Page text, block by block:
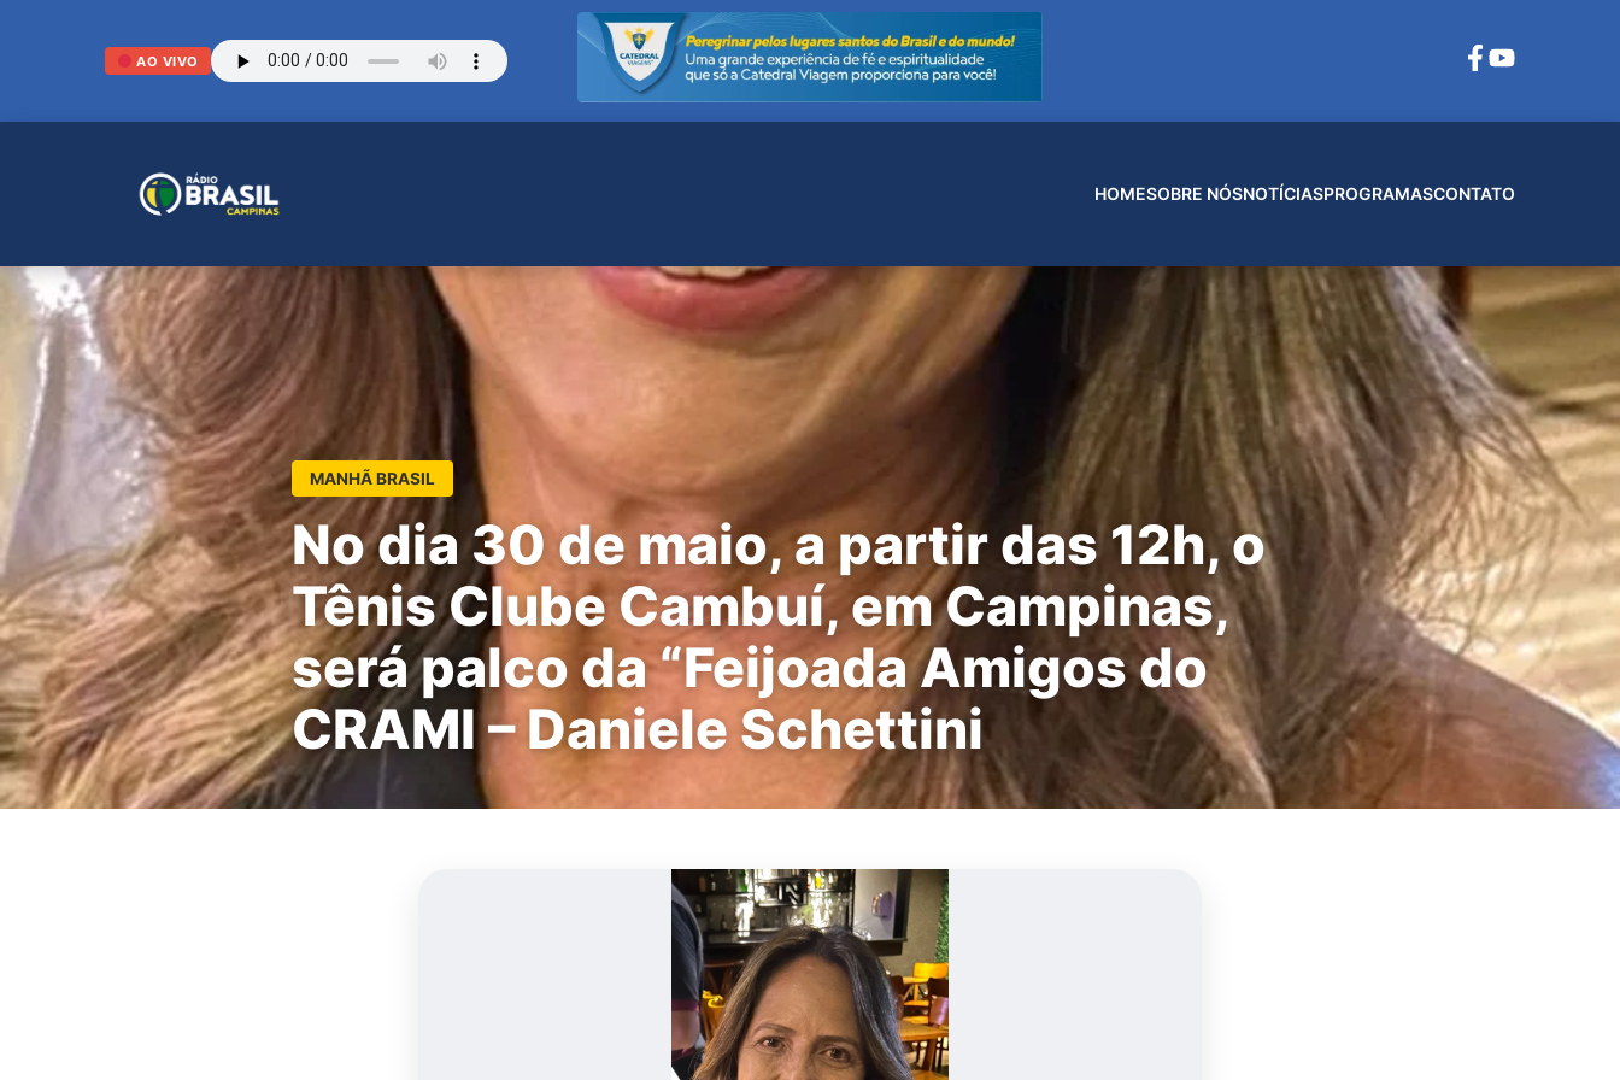
AO VIVO
HOMESOBRE NÓSNOTÍCIASPROGRAMASCONTATO
MANHÃ BRASIL
No dia 30 de maio, a partir das 12h, o
Tênis Clube Cambuí, em Campinas,
será palco da “Feijoada Amigos do
CRAMI – Daniele Schettini